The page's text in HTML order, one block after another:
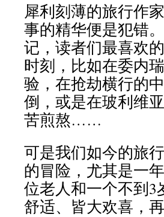
犀利刻薄的旅行作
事的精华便是犯错
记，读者们最喜欢
时刻，比如在委内
验，在抢劫横行的
倒，或是在玻利维
苦煎熬……
可是我们如今的旅
的冒险，尤其是一
位老人和一个不到
舒适、皆大欢喜，